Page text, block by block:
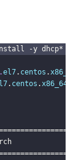
-y dhcp*
el7. centos .x86_64
. centos .x86_64